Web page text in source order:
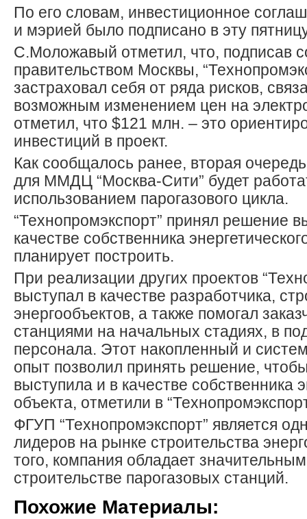
По его словам, инвестиционное
и мэрией было подписано в эту
С.Моложавый отметил, что, подписав
правительством Москвы,
застраховал себя от ряда рисков,
возможным изменением цен на
отметил, что $121 млн. – это
инвестиций в проект.
Как сообщалось ранее, вторая
для ММДЦ “Москва-Сити” будет
использованием парогазового цикла.
“Технопромэкспорт” принял решение
качестве собственника
планирует построить.
При реализации других проектов
выступал в качестве разработчика,
энергообъектов, а также помогал
станциями на начальных стадиях, в
персонала. Этот накопленный и
опыт позволил принять решение,
выступила и в качестве собственника
объекта, отметили в
ФГУП “Технопромэкспорт” является
лидеров на рынке строительства
того, компания обладает
строительстве парогазовых станций.
Похожие Материалы: